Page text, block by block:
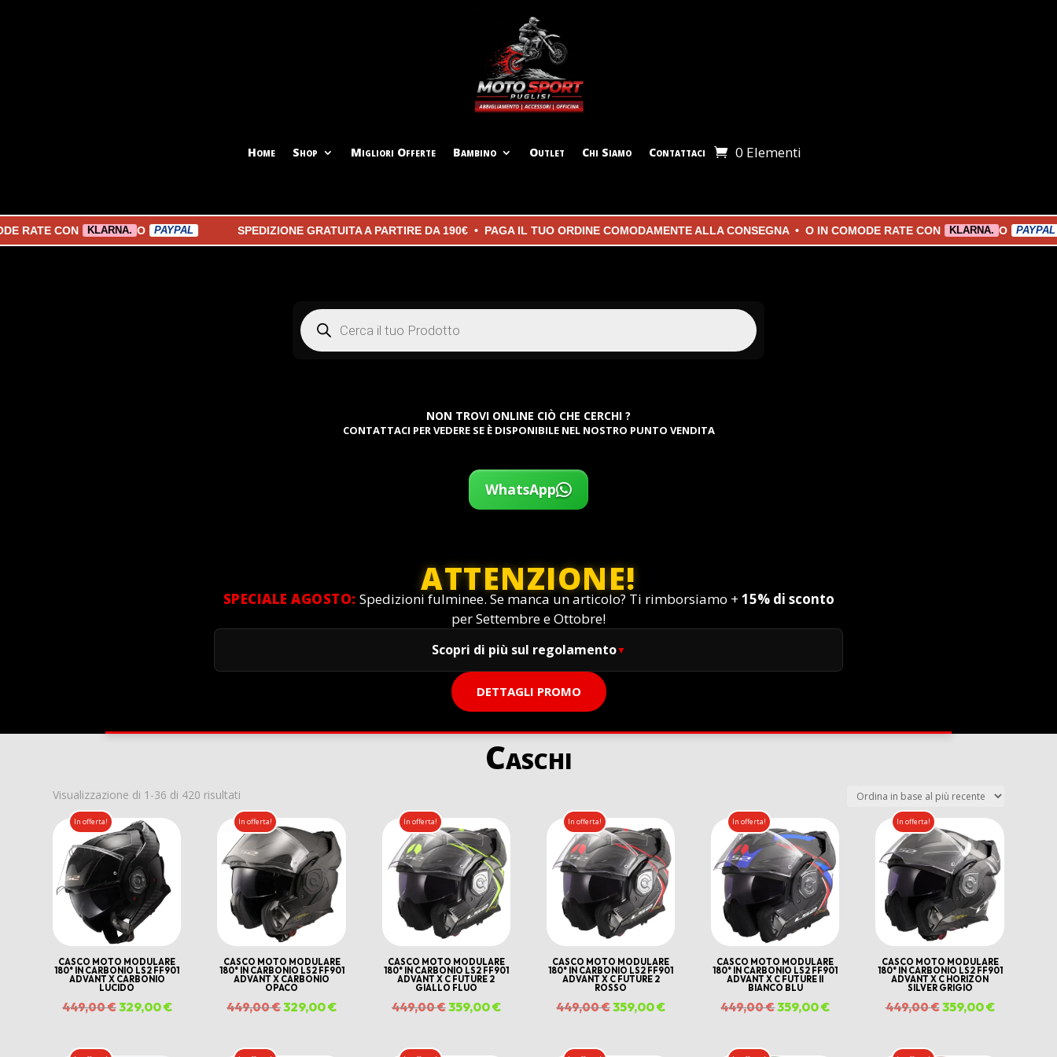
Home Shop Migliori Offerte Bambino Outlet Chi Siamo Contattaci 0 Elementi
CON KLARNA. O PAYPAL SPEDIZIONE GRATUITA A PARTIRE DA 190€ • PAGA IL TUO ORDINE COMODAMENTE ALLA CONSEGNA • O IN COMODE RATE CON KLARNA. O PAYPAL
Products
search
NON TROVI ONLINE CIÒ CHE CERCHI ?
CONTATTACI PER VEDERE SE È DISPONIBILE NEL NOSTRO PUNTO VENDITA
WhatsApp
ATTENZIONE!
SPECIALE AGOSTO: Spedizioni fulminee. Se manca un articolo? Ti rimborsiamo + 15% di sconto
per Settembre e Ottobre!
Scopri di più sul regolamento
DETTAGLI PROMO
Caschi
Visualizzazione di 1-36 di 420 risultati
in
base
al
più
recente
In offerta!
CASCO MOTO MODULARE
180° IN CARBONIO LS2 FF901
ADVANT X CARBONIO
LUCIDO
449,00€Il
329,00€Il
In offerta!
CASCO MOTO MODULARE
180° IN CARBONIO LS2 FF901
ADVANT X CARBONIO
OPACO
449,00€Il
329,00€Il
In offerta!
CASCO MOTO MODULARE
180° IN CARBONIO LS2 FF901
ADVANT X C FUTURE 2
GIALLO FLUO
449,00€Il
359,00€Il
In offerta!
CASCO MOTO MODULARE
180° IN CARBONIO LS2 FF901
ADVANT X C FUTURE 2
ROSSO
449,00€Il
359,00€Il
In offerta!
CASCO MOTO MODULARE
180° IN CARBONIO LS2 FF901
ADVANT X C FUTURE II
BIANCO BLU
449,00€Il
359,00€Il
In offerta!
CASCO MOTO MODULARE
180° IN CARBONIO LS2 FF901
ADVANT X C HORIZON
SILVER GRIGIO
449,00€Il
359,00€Il